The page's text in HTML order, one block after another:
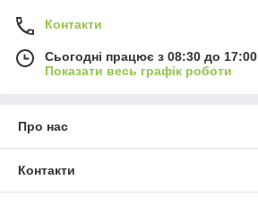
Контакти
Сьогодні працює з 08:30 до 17:00
Показати весь графік роботи
Про нас
Контакти